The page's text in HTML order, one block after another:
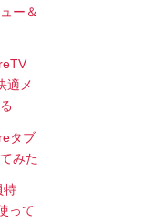
ー＆
適メ
タブ
みた
特
って